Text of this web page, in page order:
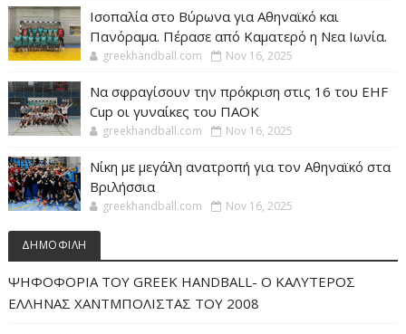
Ισοπαλία στο Βύρωνα για Αθηναϊκό και
Πανόραμα. Πέρασε από Καματερό η Νεα Ιωνία.
greekhandball.com Nov 16, 2025
Να σφραγίσουν την πρόκριση στις 16 του EHF
Cup οι γυναίκες του ΠΑΟΚ
greekhandball.com Nov 16, 2025
Νίκη με μεγάλη ανατροπή για τον Αθηναϊκό στα
Βριλήσσια
greekhandball.com Nov 16, 2025
ΔΗΜΟΦΙΛΗ
ΨΗΦΟΦΟΡΙΑ ΤΟΥ GREEK HANDBALL- O ΚΑΛΥΤΕΡΟΣ
ΕΛΛΗΝΑΣ ΧΑΝΤΜΠΟΛΙΣΤΑΣ ΤΟΥ 2008